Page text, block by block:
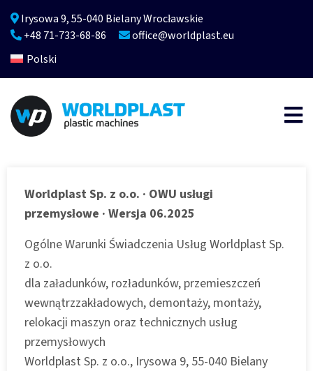
Irysowa 9, 55-040 Bielany Wrocławskie
+48 71-733-68-86
office@worldplast.eu
Polski
Worldplast Sp. z o.o. · OWU usługi
przemysłowe · Wersja 06.2025
Ogólne Warunki Świadczenia Usług Worldplast Sp.
z o.o.
dla załadunków, rozładunków, przemieszczeń
wewnątrzzakładowych, demontaży, montaży,
relokacji maszyn oraz technicznych usług
przemysłowych
Worldplast Sp. z o.o., Irysowa 9, 55-040 Bielany